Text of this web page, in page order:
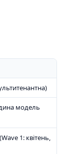
модель
1: квітень,